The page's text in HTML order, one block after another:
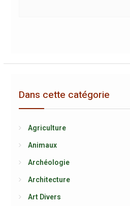
Dans cette catégorie
Agriculture
Animaux
Archéologie
Architecture
Art Divers